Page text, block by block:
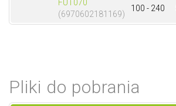
FUT070
(6970602181169)
100 - 240
Pliki do pobrania